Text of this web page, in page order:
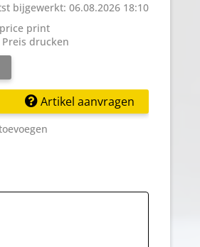
bijgewerkt: 06.08.2026 18:10
print
drucken
Artikel aanvragen